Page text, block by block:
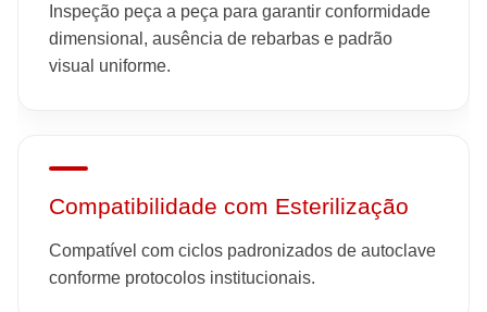
Inspeção peça a peça para garantir conformidade
dimensional, ausência de rebarbas e padrão
visual uniforme.
Compatibilidade com Esterilização
Compatível com ciclos padronizados de autoclave
conforme protocolos institucionais.